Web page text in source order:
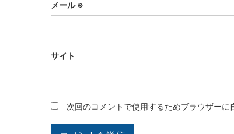
メール※
サイト
次回のコメントで使用するためブラウザーに